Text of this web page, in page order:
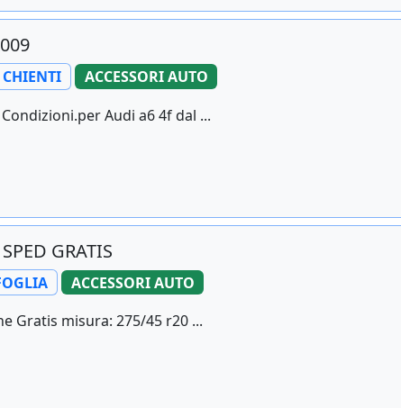
CHIENTI
ACCESSORI AUTO
Audi a6 4f dal ...
GRATIS
ACCESSORI AUTO
Gratis misura: 275/45 r20 ...